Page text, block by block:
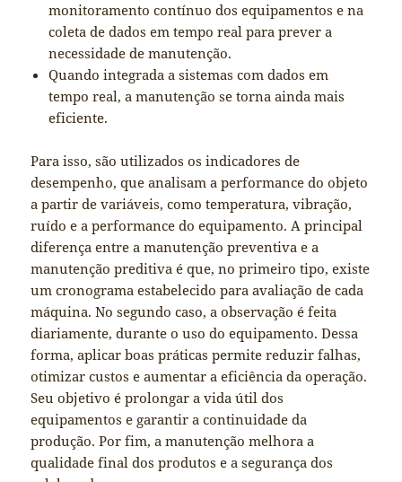
monitoramento contínuo dos equipamentos e na
coleta de dados em tempo real para prever a
necessidade de manutenção.
Quando integrada a sistemas com dados em
tempo real, a manutenção se torna ainda mais
eficiente.
Para isso, são utilizados os indicadores de
desempenho, que analisam a performance do objeto
a partir de variáveis, como temperatura, vibração,
ruído e a performance do equipamento. A principal
diferença entre a manutenção preventiva e a
manutenção preditiva é que, no primeiro tipo, existe
um cronograma estabelecido para avaliação de cada
máquina. No segundo caso, a observação é feita
diariamente, durante o uso do equipamento. Dessa
forma, aplicar boas práticas permite reduzir falhas,
otimizar custos e aumentar a eficiência da operação.
Seu objetivo é prolongar a vida útil dos
equipamentos e garantir a continuidade da
produção. Por fim, a manutenção melhora a
qualidade final dos produtos e a segurança dos